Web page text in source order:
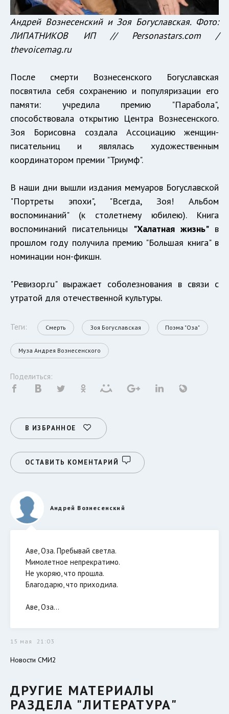
Андрей Вознесенский и Зоя Богуславская. Фото:
ЛИПАТНИКОВ ИП // Personastars.com /
thevoicemag.ru
После смерти Вознесенского Богуславская
посвятила себя сохранению и популяризации его
памяти: учредила премию "Парабола",
способствовала открытию Центра Вознесенского.
Зоя Борисовна создала Ассоциацию женщин-
писательниц и являлась художественным
координатором премии "Триумф".
В наши дни вышли издания мемуаров Богуславской
"Портреты эпохи", "Всегда, Зоя! Альбом
воспоминаний" (к столетнему юбилею). Книга
воспоминаний писательницы "Халатная жизнь" в
прошлом году получила премию "Большая книга" в
номинации нон-фикшн.
"Ревизор.ru" выражает соболезнования в связи с
утратой для отечественной культуры.
Теги: Смерть Зоя Богуславская Поэма "Оза"
Муза Андрея Вознесенского
Поделиться:
В ИЗБРАННОЕ
ОСТАВИТЬ КОМЕНТАРИЙ
Андрей Вознесенский
Аве, Оза. Пребывай светла.
Мимолетное непрекратимо.
Не укоряю, что прошла.
Благодарю, что приходила.
Аве, Оза...
15 мая 21:03
Новости СМИ2
ДРУГИЕ МАТЕРИАЛЫ
РАЗДЕЛА "ЛИТЕРАТУРА"